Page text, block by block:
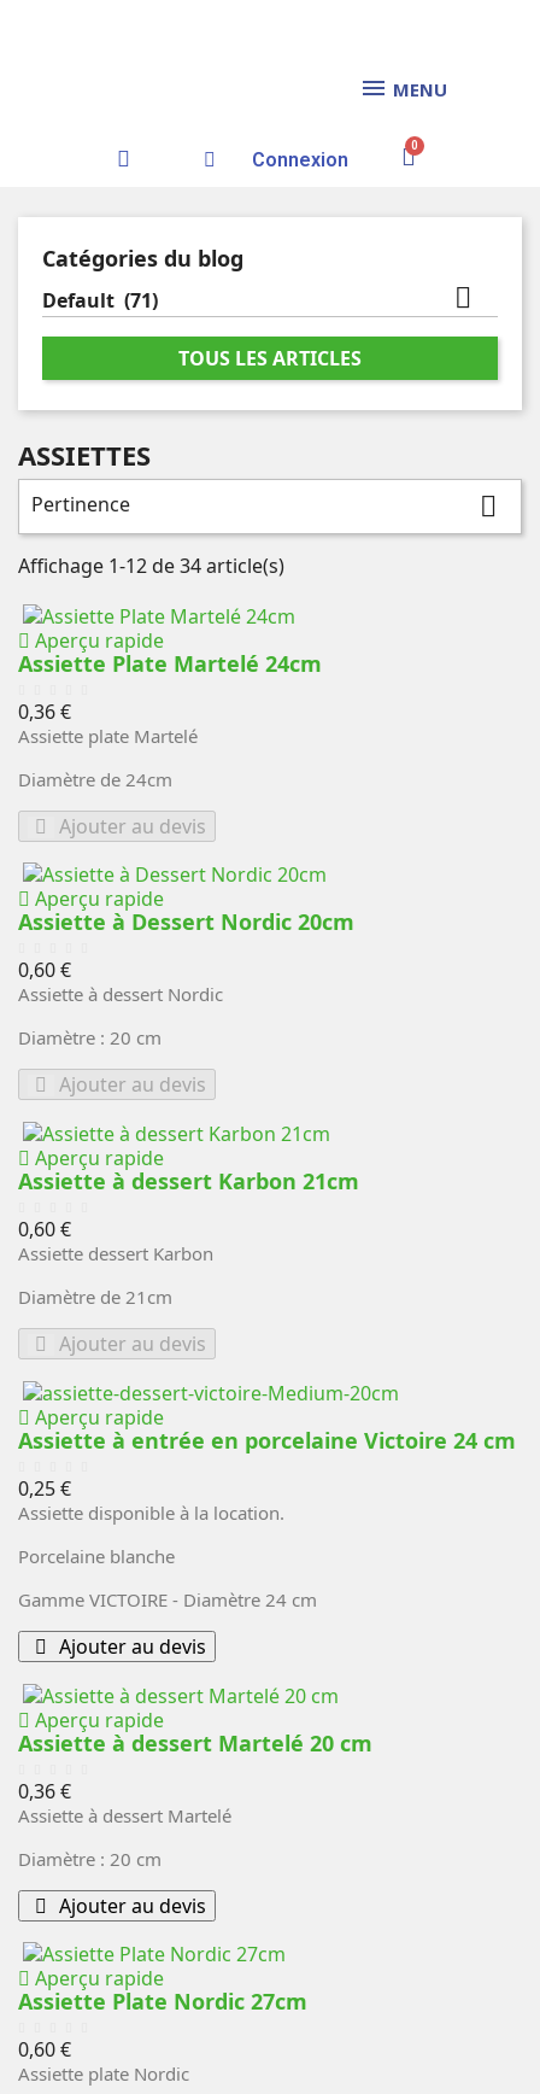
MENU
Connexion
Catégories du blog
Default (71) 
TOUS LES ARTICLES
ASSIETTES
Pertinence 
Affichage 1-12 de 34 article(s)
Aperçu rapide
Assiette Plate Martelé 24cm
Prix
0,36 €
Assiette plate Martelé
Diamètre de 24cm
Ajouter au devis
Aperçu rapide
Assiette à Dessert Nordic 20cm
Prix
0,60 €
Assiette à dessert Nordic
Diamètre : 20 cm
Ajouter au devis
Aperçu rapide
Assiette à dessert Karbon 21cm
Prix
0,60 €
Assiette dessert Karbon
Diamètre de 21cm
Ajouter au devis
Aperçu rapide
Assiette à entrée en porcelaine Victoire 24 cm
Prix
0,25 €
Assiette disponible à la location.
Porcelaine blanche
Gamme VICTOIRE - Diamètre 24 cm
Ajouter au devis
Aperçu rapide
Assiette à dessert Martelé 20 cm
Prix
0,36 €
Assiette à dessert Martelé
Diamètre : 20 cm
Ajouter au devis
Aperçu rapide
Assiette Plate Nordic 27cm
Prix
0,60 €
Assiette plate Nordic